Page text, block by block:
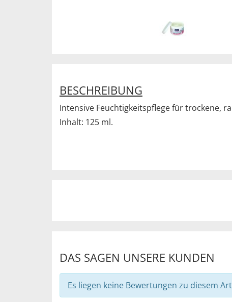
BESCHREIBUNG
Intensive Feuchtigkeitspflege für trockene,
Inhalt: 125 ml.
DAS SAGEN UNSERE KUNDEN
Es liegen keine Bewertungen zu diesem